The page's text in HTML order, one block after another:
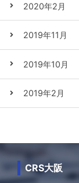
2020年2月
2019年11月
2019年10月
2019年2月
CRS大阪